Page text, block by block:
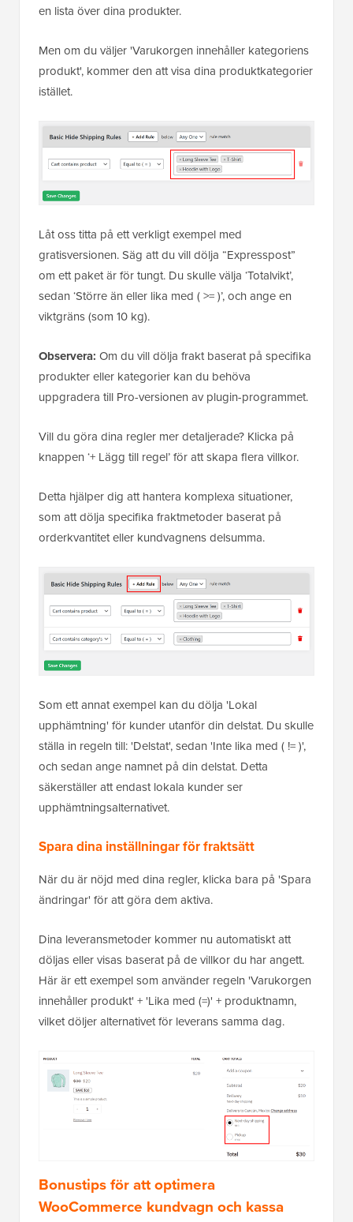
en lista över dina produkter.
Men om du väljer 'Varukorgen innehåller kategoriens
produkt', kommer den att visa dina produktkategorier
istället.
Låt oss titta på ett verkligt exempel med
gratisversionen. Säg att du vill dölja “Expresspost”
om ett paket är för tungt. Du skulle välja ‘Totalvikt’,
sedan ‘Större än eller lika med ( >= )’, och ange en
viktgräns (som 10 kg).
Observera: Om du vill dölja frakt baserat på specifika
produkter eller kategorier kan du behöva
uppgradera till Pro-versionen av plugin-programmet.
Vill du göra dina regler mer detaljerade? Klicka på
knappen ‘+ Lägg till regel’ för att skapa flera villkor.
Detta hjälper dig att hantera komplexa situationer,
som att dölja specifika fraktmetoder baserat på
orderkvantitet eller kundvagnens delsumma.
Som ett annat exempel kan du dölja 'Lokal
upphämtning' för kunder utanför din delstat. Du skulle
ställa in regeln till: 'Delstat', sedan 'Inte lika med ( != )',
och sedan ange namnet på din delstat. Detta
säkerställer att endast lokala kunder ser
upphämtningsalternativet.
Spara dina inställningar för fraktsätt
När du är nöjd med dina regler, klicka bara på 'Spara
ändringar' för att göra dem aktiva.
Dina leveransmetoder kommer nu automatiskt att
döljas eller visas baserat på de villkor du har angett.
Här är ett exempel som använder regeln 'Varukorgen
innehåller produkt' + 'Lika med (=)' + produktnamn,
vilket döljer alternativet för leverans samma dag.
Bonustips för att optimera
WooCommerce kundvagn och kassa